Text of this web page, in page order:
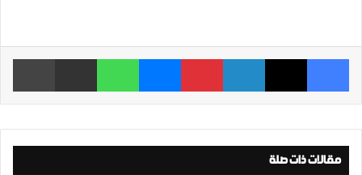
فيسبوك ‫X لينكدإن بينتيريست ماسنجر واتساب مشاركة عبر البريد
مقالات ذات صلة